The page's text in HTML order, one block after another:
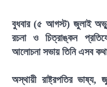
বুধবার (৫ আগস্ট) জুলাই
রচনা ও চিত্রাঙ্কন
আলোচনা সভায় তিনি এসব
অস্থায়ী রাষ্ট্রপতির ভাষ্য,